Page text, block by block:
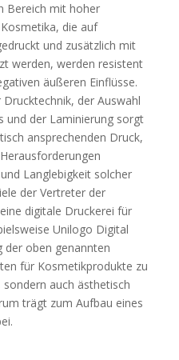
Bereich mit hoher
die auf
und zusätzlich mit
werden, werden resistent
äußeren Einflüsse.
der Auswahl
und der Laminierung sorgt
ansprechenden Druck,
Langlebigkeit solcher
der Vertreter der
digitale Druckerei für
Unilogo Digital
der oben genannten
für Kosmetikprodukte zu
auch ästhetisch
trägt zum Aufbau eines